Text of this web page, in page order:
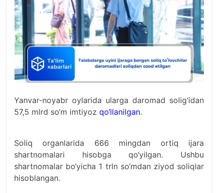
Yanvar-noyabr oylarida ularga daromad solig‘idan
57,5 mlrd so‘m imtiyoz qo‘llanilgan.
Soliq organlarida 666 mingdan ortiq ijara
shartnomalari hisobga qo‘yilgan. Ushbu
shartnomalar bo‘yicha 1 trln so‘mdan ziyod soliqlar
hisoblangan.